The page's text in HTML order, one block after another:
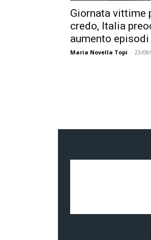
Giornata vittime
credo, Italia
aumento
Maria Novella Topi - 23/